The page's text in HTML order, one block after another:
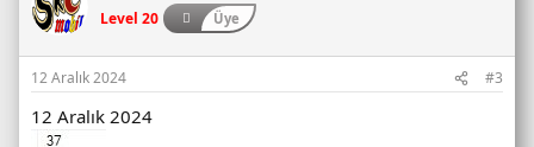
Level 20 Üye
12 Aralık 2024 #3
12 Aralık 2024